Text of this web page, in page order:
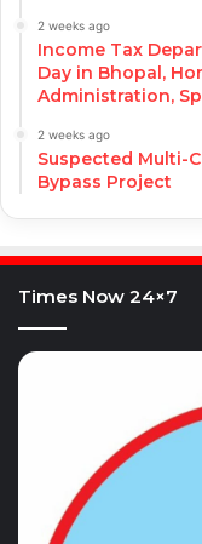
2 weeks ago
Income Tax
Day in Bhopal,
Administration,
2 weeks ago
Suspected Multi-
Bypass Project
Times Now 24×7